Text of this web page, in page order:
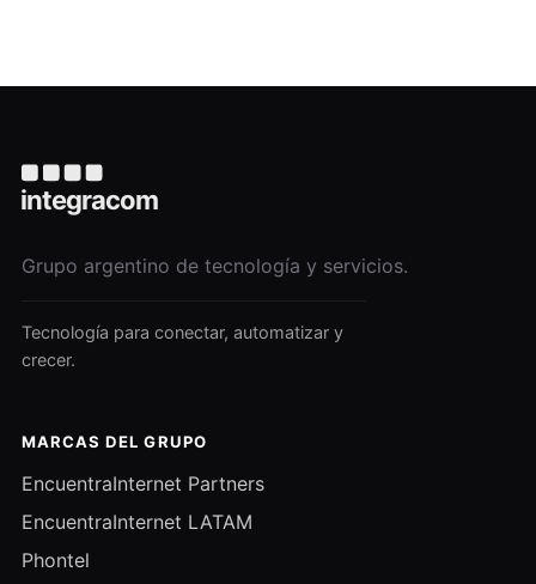
Grupo argentino de tecnología y servicios.
Tecnología para conectar, automatizar y
crecer.
MARCAS DEL GRUPO
EncuentraInternet Partners
EncuentraInternet LATAM
Phontel